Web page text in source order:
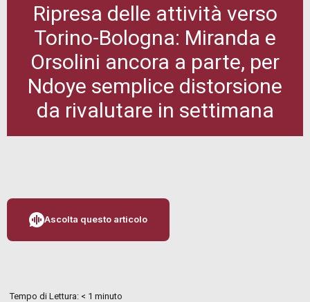
Ripresa delle attività verso
Torino-Bologna: Miranda e
Orsolini ancora a parte, per
Ndoye semplice distorsione
da rivalutare in settimana
Ascolta questo articolo
Tempo di Lettura: < 1 minuto